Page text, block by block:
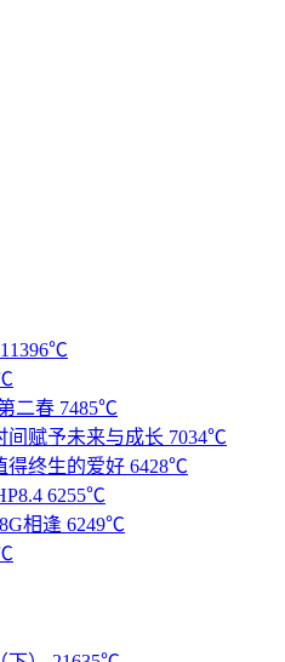
11396℃
二春 7485℃
间赋予未来与成长 7034℃
得终生的爱好 6428℃
6255℃
相逢 6249℃